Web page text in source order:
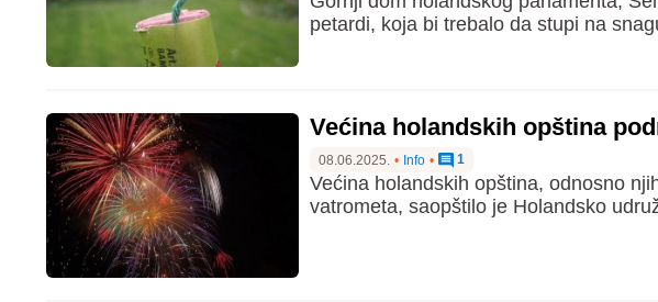
petardi, koja bi trebalo da stupi na
Većina holandskih opština
08.06.2025. • Info • 1
Većina holandskih opština, odnosno
vatrometa, saopštilo je Holandsko